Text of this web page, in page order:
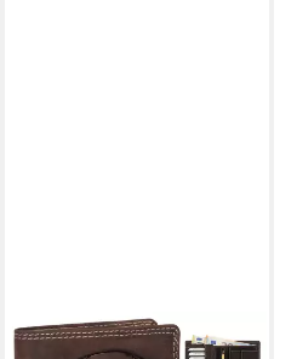
EAAKIE